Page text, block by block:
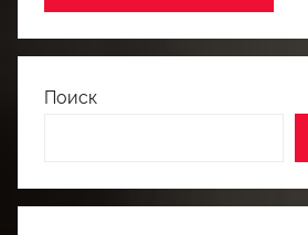
Поиск